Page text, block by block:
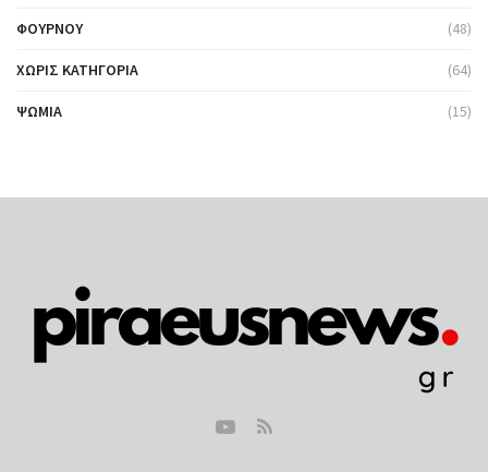
ΦΟΎΡΝΟΥ (48)
ΧΩΡΊΣ ΚΑΤΗΓΟΡΊΑ (64)
ΨΩΜΙΆ (15)